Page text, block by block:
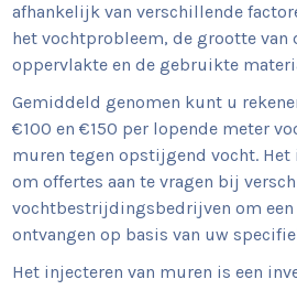
afhankelijk van verschillende
het vochtprobleem, de grootte van
oppervlakte en de gebruikte
Gemiddeld genomen kunt u
€100 en €150 per lopende meter
muren tegen opstijgend vocht. Het
om offertes aan te vragen bij
vochtbestrijdingsbedrijven om
ontvangen op basis van uw
Het injecteren van muren is een